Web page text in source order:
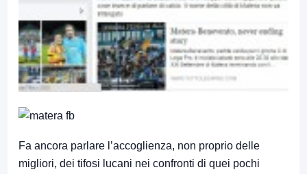
Fa ancora parlare l’accoglienza, non proprio delle
migliori, dei tifosi lucani nei confronti di quei pochi